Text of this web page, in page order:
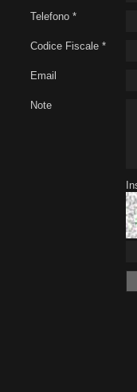
Telefono *
Codice Fiscale *
Email
Note